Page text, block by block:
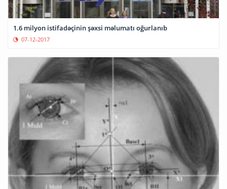
1.6 milyon istifadəçinin şəxsi məlumatı oğurlanıb
07-12-2017